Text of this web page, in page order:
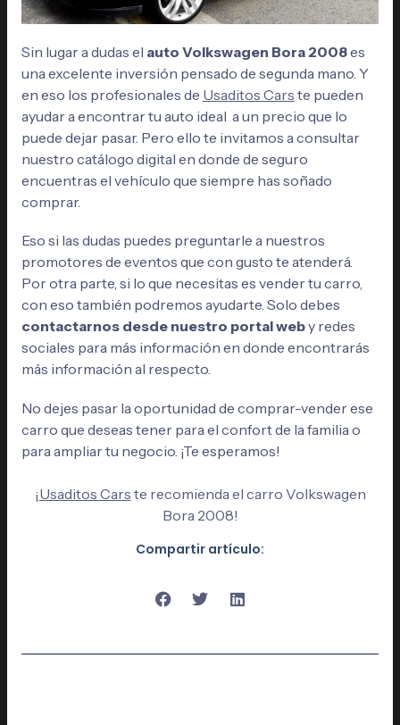
Sin lugar a dudas el auto Volkswagen Bora 2008es
una excelente inversión pensado de segunda mano. Y
en eso los profesionales de Usaditos Cars te pueden
ayudar a encontrar tu auto ideal a un precio que lo
puede dejar pasar. Pero ello te invitamos a consultar
nuestro catálogo digital en donde de seguro
encuentras el vehículo que siempre has soñado
comprar.
Eso si las dudas puedes preguntarle a nuestros
promotores de eventos que con gusto te atenderá.
Por otra parte, si lo que necesitas es vender tu carro,
con eso también podremos ayudarte. Solo debes
contactarnos desde nuestro portal weby redes
sociales para más información en donde encontrarás
más información al respecto.
No dejes pasar la oportunidad de comprar-vender ese
carro que deseas tener para el confort de la familia o
para ampliar tu negocio. ¡Te esperamos!
¡Usaditos Cars te recomienda el carro Volkswagen
Bora 2008!
Compartir artículo: